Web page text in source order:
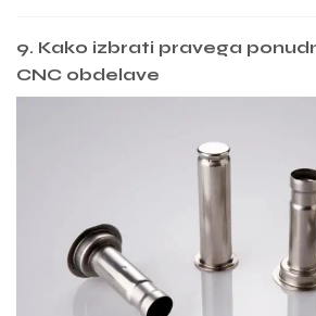
9. Kako izbrati pravega
CNC obdelave